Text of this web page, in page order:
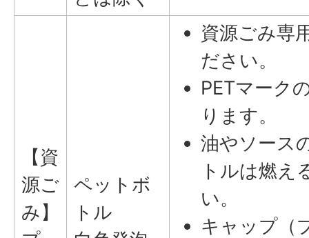
【資
源ご
み】
ペットボ
トル
資源ごみ専
ださい。
PETマーク
ります。
油やソース
トルは燃え
い。
キャップ（